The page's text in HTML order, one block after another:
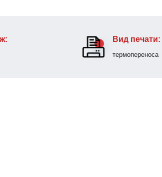
Вид печати:
термопереноса